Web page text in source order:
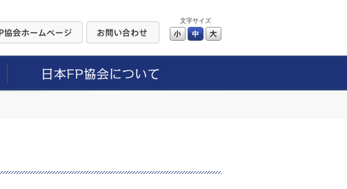
文字サイズ
小 中